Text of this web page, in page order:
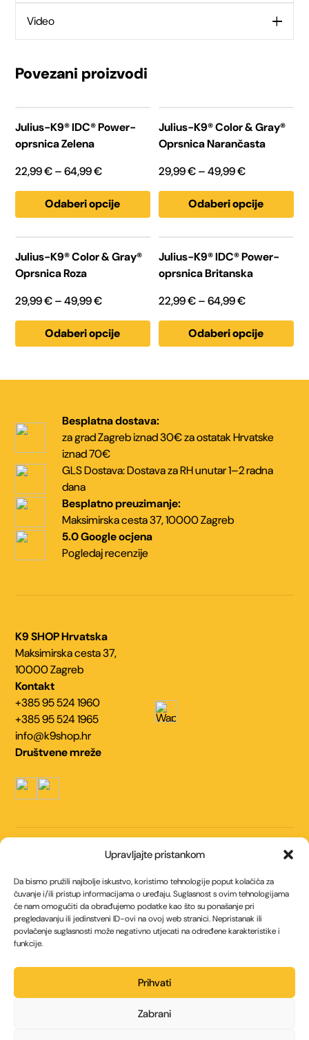
Upravljajte pristankom
Da bismo pružili najbolje iskustvo, koristimo tehnologije poput kolačića za
čuvanje i/ili pristup informacijama o uređaju. Suglasnost s ovim tehnologijama
će nam omogućiti da obrađujemo podatke kao što su ponašanje pri
pregledavanju ili jedinstveni ID-ovi na ovoj web stranici. Nepristanak ili
povlačenje suglasnosti može negativno utjecati na određene karakteristike i
funkcije.
Prihvati
Zabrani
Video
Povezani proizvodi
Julius-K9® IDC® Power-
oprsnica Zelena
22,99€– 64,99€Raspon
od
22,99 €
do
64,99 €
Odaberi opcije
Ovaj
proizvod
ima
više
Opcije
se
mogu
odabrati
stranici
Julius-K9® Color & Gray®
Oprsnica Narančasta
29,99€– 49,99€Raspon
od
29,99 €
do
49,99 €
Odaberi opcije
Ovaj
proizvod
ima
više
Opcije
se
mogu
odabrati
stranici
Julius-K9® Color & Gray®
Oprsnica Roza
29,99€– 49,99€Raspon
od
29,99 €
49,99 €
Odaberi opcije
Ovaj
proizvod
ima
više
varijanti.
Opcije
se
mogu
odabrati
stranici
Julius-K9® IDC® Power-
oprsnica Britanska
22,99€– 64,99€Raspon
od
22,99 €
64,99 €
Odaberi opcije
Ovaj
proizvod
ima
više
varijanti.
Opcije
se
mogu
odabrati
stranici
Besplatna dostava:
za grad Zagreb iznad 30€za ostatak Hrvatske
iznad 70€
GLS Dostava:Dostava za RH unutar1–2 radna
dana
Besplatno preuzimanje:
Maksimirska cesta 37,10000 Zagreb
5.0 Google ocjena
Pogledaj recenzije
K9 SHOP Hrvatska
Maksimirska cesta 37,
10000 Zagreb
Kontakt
+385 95 524 1960
+385 95 524 1965
info@k9shop.hr
Uvjeti korištenja
Politika kolačića (EU)
Politika privatnosti
Načini plaćanja
Društvene mreže